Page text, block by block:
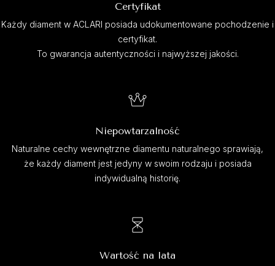
Certyfikat
Każdy diament w ACLARI posiada udokumentowane pochodzenie i
certyfikat.
To gwarancja autentyczności i najwyższej jakości.
Niepowtarzalność
Naturalne cechy wewnętrzne diamentu naturalnego sprawiają,
że każdy diament jest jedyny w swoim rodzaju i posiada
indywidualną historię.
Wartość na lata